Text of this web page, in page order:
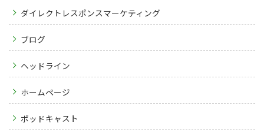
ダイレクトレスポンスマーケティング
ブログ
ヘッドライン
ホームページ
ポッドキャスト